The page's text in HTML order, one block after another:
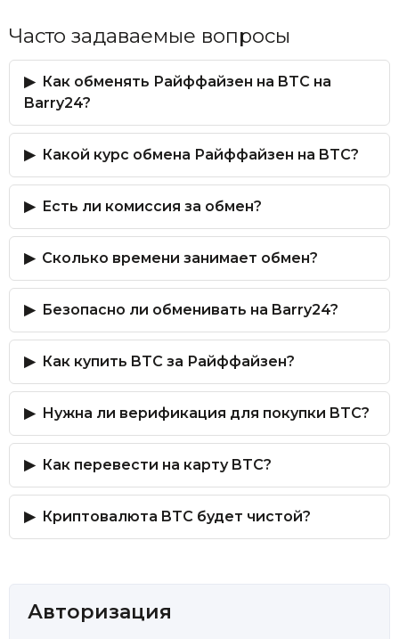
Часто задаваемые вопросы
Как обменять Райффайзен на BTC на
Barry24?
Какой курс обмена Райффайзен на BTC?
Есть ли комиссия за обмен?
Сколько времени занимает обмен?
Безопасно ли обменивать на Barry24?
Как купить BTC за Райффайзен?
Нужна ли верификация для покупки BTC?
Как перевести на карту BTC?
Криптовалюта BTC будет чистой?
Авторизация